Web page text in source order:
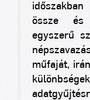
össze és
egyszerű
műfaját,